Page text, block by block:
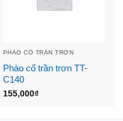
PHÀO CỔ TRẦN TRƠN
Phào cổ trần trơn TT-
C140
155,000₫